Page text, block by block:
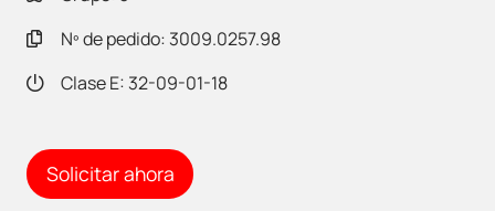
Nº de pedido: 3009.0257.98
Clase E: 32-09-01-18
Solicitar ahora